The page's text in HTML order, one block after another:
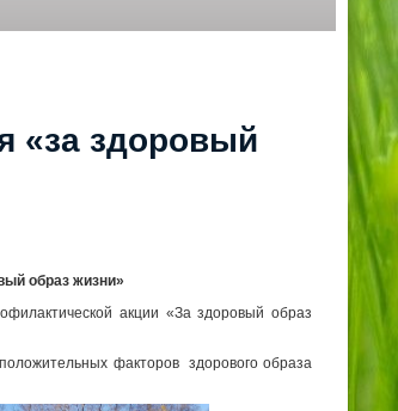
«за здоровый
образ жизни»
акции «За здоровый образ
факторов здорового образа